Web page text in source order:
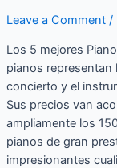
Leave a Comment /
Los 5 mejores
pianos representan
concierto y el
Sus precios van
ampliamente los
pianos de gran
impresionantes